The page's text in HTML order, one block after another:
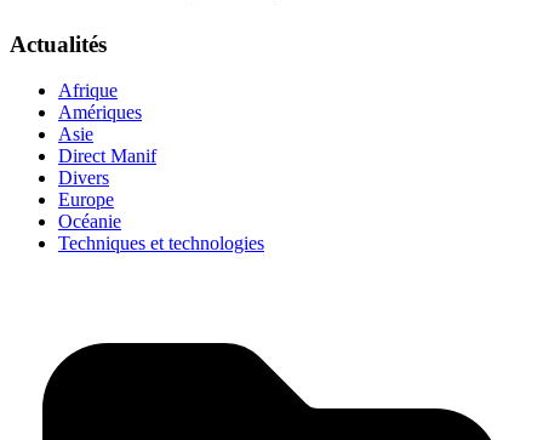
Actualités
Afrique
Amériques
Asie
Direct Manif
Divers
Europe
Océanie
Techniques et technologies